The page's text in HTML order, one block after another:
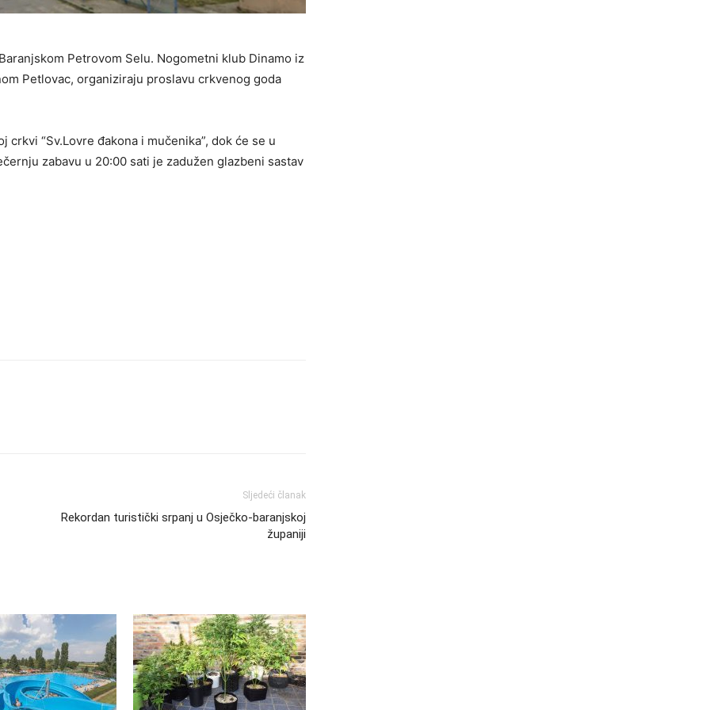
Petrovom Selu. Nogometni klub Dinamo iz
Petlovac, organiziraju proslavu crkvenog goda
crkvi “Sv.Lovre đakona i mučenika”, dok će se u
zabavu u 20:00 sati je zadužen glazbeni sastav
Sljedeći članak
Rekordan turistički srpanj u Osječko-baranjskoj
županiji